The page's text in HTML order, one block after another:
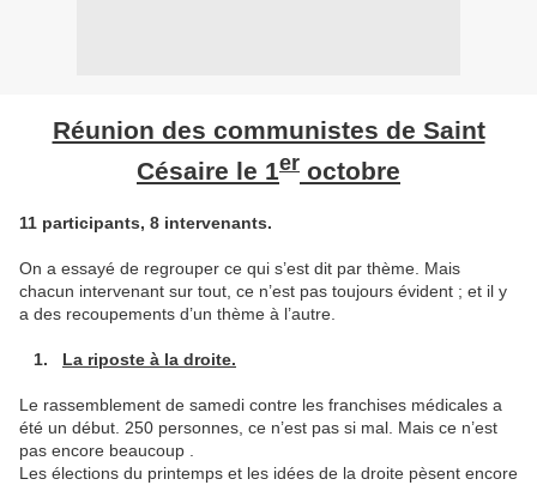
Réunion des communistes de Saint
Césaire le 1er octobre
11 participants, 8 intervenants.
On a essayé de regrouper ce qui s’est dit par thème. Mais
chacun intervenant sur tout, ce n’est pas toujours évident ; et il y
a des recoupements d’un thème à l’autre.
1. La riposte à la droite.
Le rassemblement de samedi contre les franchises médicales a
été un début. 250 personnes, ce n’est pas si mal. Mais ce n’est
pas encore beaucoup .
Les élections du printemps et les idées de la droite pèsent encore